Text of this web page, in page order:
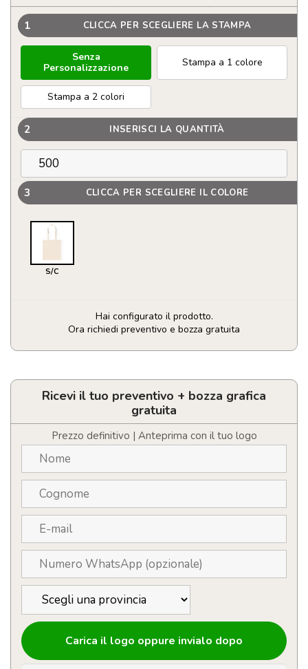
1 CLICCA PER SCEGLIERE LA STAMPA
Senza
Personalizzazione
Stampa a 1 colore
Stampa a 2 colori
2 INSERISCI LA QUANTITÀ
3 CLICCA PER SCEGLIERE IL COLORE
S/C
Hai configurato il prodotto.
Ora richiedi preventivo e bozza gratuita
Borsa
quantità
Ricevi il tuo preventivo + bozza grafica
gratuita
Prezzo definitivo | Anteprima con il tuo logo
Carica il logo oppure invialo dopo